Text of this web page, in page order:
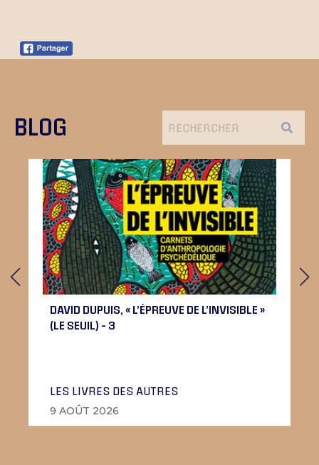
BLOG
DAVID DUPUIS, « L’ÉPREUVE DE L’INVISIBLE »
(LE SEUIL) – 3
LES LIVRES DES AUTRES
9 AOÛT 2026